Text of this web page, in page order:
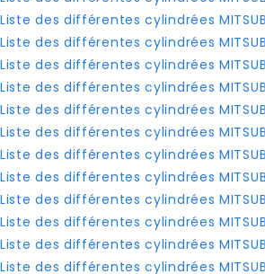
Liste des différentes cylindrées
Liste des différentes cylindrées
Liste des différentes cylindrées
Liste des différentes cylindrées
Liste des différentes cylindrées
Liste des différentes cylindrées
Liste des différentes cylindrées
Liste des différentes cylindrées
Liste des différentes cylindrées
Liste des différentes cylindrées
Liste des différentes cylindrées
Liste des différentes cylindrées